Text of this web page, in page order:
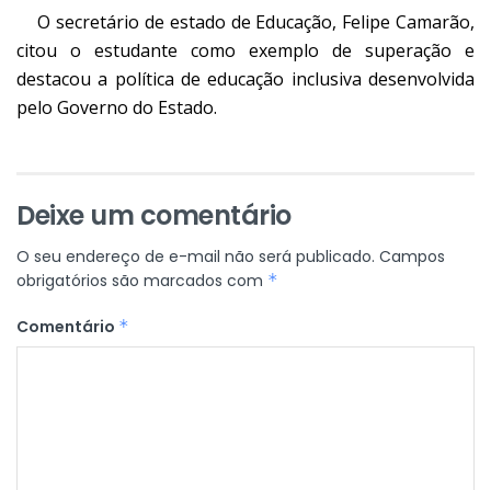
O secretário de estado de Educação, Felipe Camarão,
citou o estudante como exemplo de superação e
destacou a política de educação inclusiva desenvolvida
pelo Governo do Estado.
Deixe um comentário
O seu endereço de e-mail não será publicado. Campos
obrigatórios são marcados com *
Comentário *